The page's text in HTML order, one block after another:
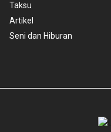
Taksu
Artikel
Seni dan Hiburan